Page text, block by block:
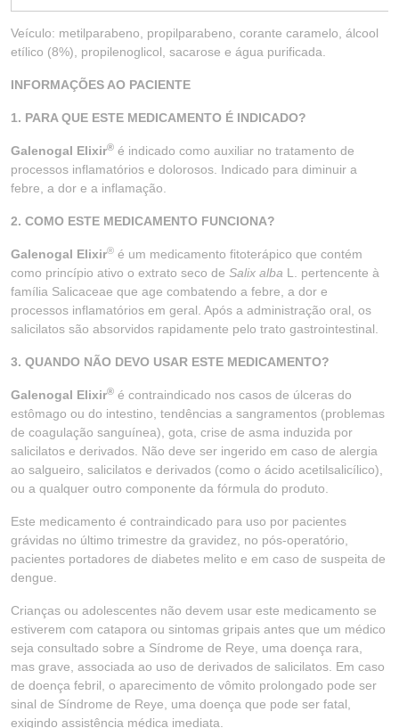
Veículo: metilparabeno, propilparabeno, corante caramelo, álcool
etílico (8%), propilenoglicol, sacarose e água purificada.
INFORMAÇÕES AO PACIENTE
1. PARA QUE ESTE MEDICAMENTO É INDICADO?
Galenogal Elixir® é indicado como auxiliar no tratamento de
processos inflamatórios e dolorosos. Indicado para diminuir a
febre, a dor e a inflamação.
2. COMO ESTE MEDICAMENTO FUNCIONA?
Galenogal Elixir® é um medicamento fitoterápico que contém
como princípio ativo o extrato seco de Salix alba L. pertencente à
família Salicaceae que age combatendo a febre, a dor e
processos inflamatórios em geral. Após a administração oral, os
salicilatos são absorvidos rapidamente pelo trato gastrointestinal.
3. QUANDO NÃO DEVO USAR ESTE MEDICAMENTO?
Galenogal Elixir® é contraindicado nos casos de úlceras do
estômago ou do intestino, tendências a sangramentos (problemas
de coagulação sanguínea), gota, crise de asma induzida por
salicilatos e derivados. Não deve ser ingerido em caso de alergia
ao salgueiro, salicilatos e derivados (como o ácido acetilsalicílico),
ou a qualquer outro componente da fórmula do produto.
Este medicamento é contraindicado para uso por pacientes
grávidas no último trimestre da gravidez, no pós-operatório,
pacientes portadores de diabetes melito e em caso de suspeita de
dengue.
Crianças ou adolescentes não devem usar este medicamento se
estiverem com catapora ou sintomas gripais antes que um médico
seja consultado sobre a Síndrome de Reye, uma doença rara,
mas grave, associada ao uso de derivados de salicilatos. Em caso
de doença febril, o aparecimento de vômito prolongado pode ser
sinal de Síndrome de Reye, uma doença que pode ser fatal,
exigindo assistência médica imediata.